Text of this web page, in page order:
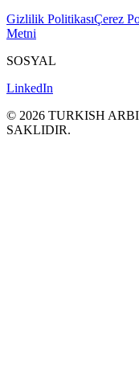
Gizlilik PolitikasıÇerez
Metni
SOSYAL
LinkedIn
© 2026 TURKISH
SAKLΙDIR.